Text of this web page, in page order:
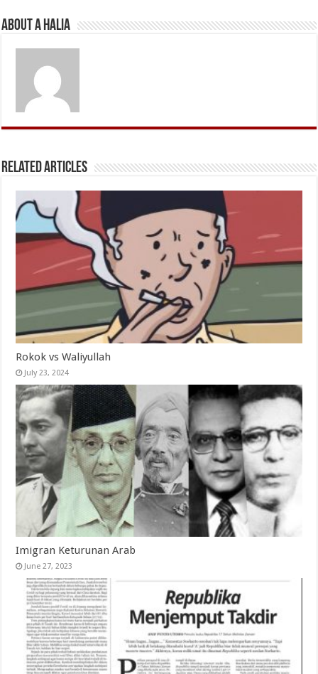
About A Halia
Related Articles
Rokok vs Waliyullah
July 23, 2024
Imigran Keturunan Arab
June 27, 2023